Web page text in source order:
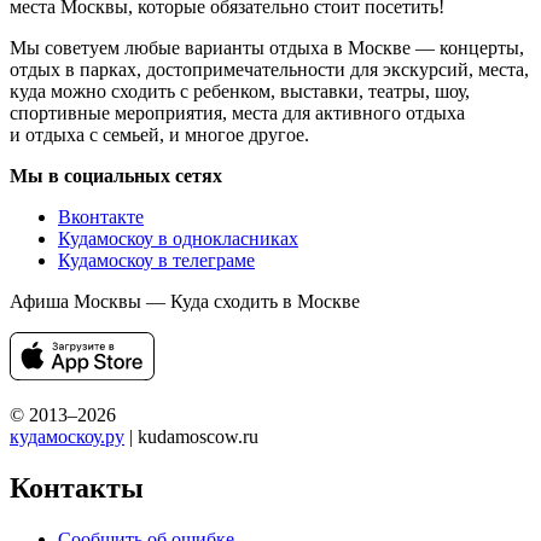
места Москвы, которые обязательно стоит посетить!
Мы советуем любые варианты отдыха в Москве — концерты,
отдых в парках, достопримечательности для экскурсий, места,
куда можно сходить с ребенком, выставки, театры, шоу,
спортивные мероприятия, места для активного отдыха
и отдыха с семьей, и многое другое.
Мы в социальных сетях
Вконтакте
Кудамоскоу в однокласниках
Кудамоскоу в телеграме
Афиша Москвы — Куда сходить в Москве
© 2013–2026
кудамоскоу.ру | kudamoscow.ru
Контакты